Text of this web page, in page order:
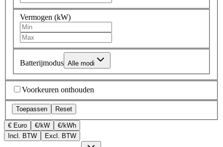
Vermogen (kW)
Batterijmodus Alle modi
Voorkeuren onthouden
Toepassen Reset
€ Euro €/kW
€/kWh
Incl. BTW
Excl. BTW